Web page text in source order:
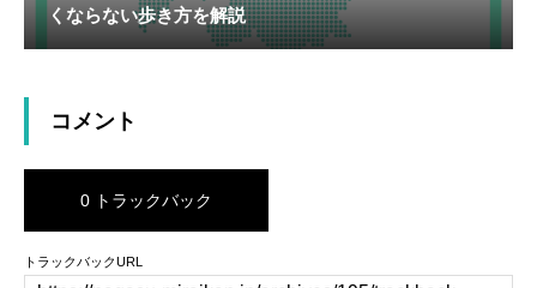
くならない歩き方を解説
コメント
0 トラックバック
トラックバックURL